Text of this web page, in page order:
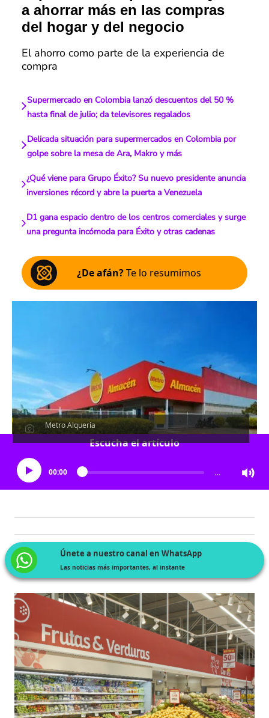
a ahorrar más en las compras
del hogar y del negocio
El ahorro como parte de la experiencia de
compra
Supermercado en Colombia lanzó descuentos del 50 %
hasta final de julio; da televisores regalados
Delicada situación para supermercados en Colombia por
golpe sobre la mesa de Ara, Makro y más
¿Qué viene para Grupo Éxito? Su nuevo presidente anuncia
inversiones récord y abre la puerta a Venezuela
D1 gana espacio dentro de los centros comerciales y surge
una pregunta incómoda para Éxito y otras cadenas
¿De afán?Te lo resumimos
Metro Alquería
Escucha el artículo
00:00 …
Únete a nuestro canal en WhatsApp
Las noticias más importantes, al instante